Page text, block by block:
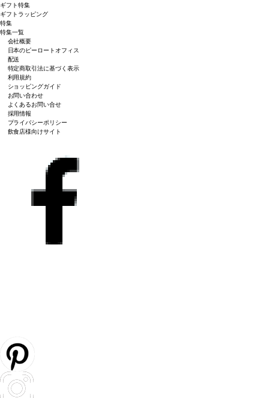
ギフト特集
ギフトラッピング
特集
特集一覧
会社概要
日本のピーロートオフィス
配送
特定商取引法に基づく表示
利用規約
ショッピングガイド
お問い合わせ
よくあるお問い合せ
採用情報
プライバシーポリシー
飲食店様向けサイト